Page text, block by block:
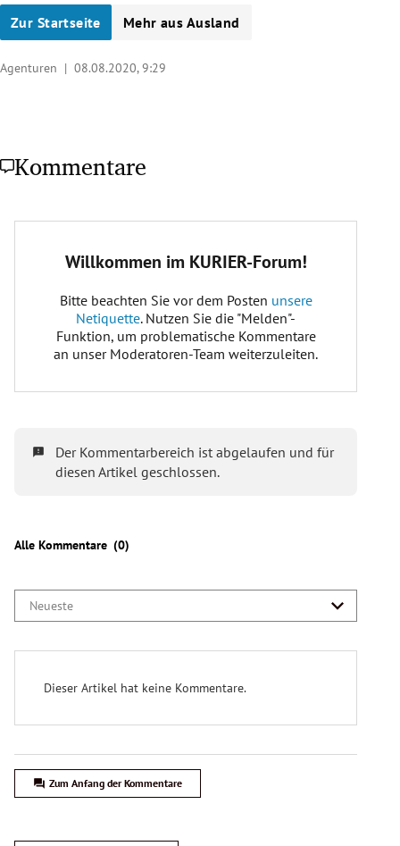
Zur Startseite Mehr aus Ausland
Agenturen | 08.08.2020, 9:29
Kommentare